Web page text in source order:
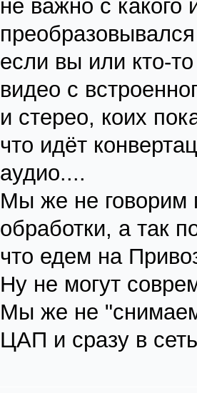
не важно с какого
если вы или кто-
видео с
и стерео, коих
что идёт
аудио....
Мы же не говорим
обработки, а так
что едем на
Ну не могут
Мы же не
ЦАП и сразу в